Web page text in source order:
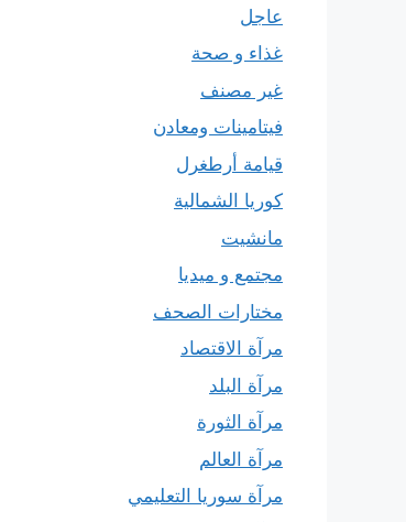
عاجل
غذاء و صحة
غير مصنف
فيتامينات ومعادن
قيامة أرطغرل
كوريا الشمالية
مانشيت
مجتمع و ميديا
مختارات الصحف
مرآة الاقتصاد
مرآة البلد
مرآة الثورة
مرآة العالم
مرآة سوريا التعليمي